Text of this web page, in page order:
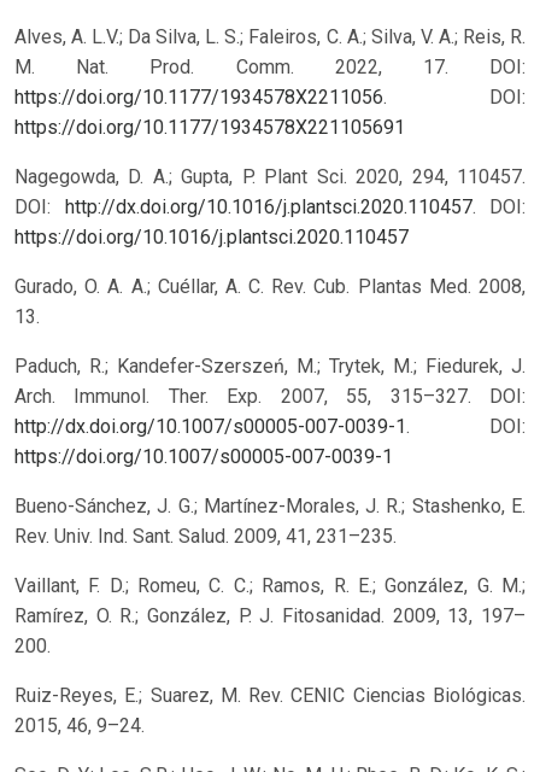
Alves, A. L.V.; Da Silva, L. S.; Faleiros, C. A.; Silva, V. A.; Reis, R.
M. Nat. Prod. Comm. 2022, 17. DOI:
https://doi.org/10.1177/1934578X2211056. DOI:
https://doi.org/10.1177/1934578X221105691
Nagegowda, D. A.; Gupta, P. Plant Sci. 2020, 294, 110457.
DOI: http://dx.doi.org/10.1016/j.plantsci.2020.110457. DOI:
https://doi.org/10.1016/j.plantsci.2020.110457
Gurado, O. A. A.; Cuéllar, A. C. Rev. Cub. Plantas Med. 2008,
13.
Paduch, R.; Kandefer-Szerszeń, M.; Trytek, M.; Fiedurek, J.
Arch. Immunol. Ther. Exp. 2007, 55, 315–327. DOI:
http://dx.doi.org/10.1007/s00005-007-0039-1. DOI:
https://doi.org/10.1007/s00005-007-0039-1
Bueno-Sánchez, J. G.; Martínez-Morales, J. R.; Stashenko, E.
Rev. Univ. Ind. Sant. Salud. 2009, 41, 231–235.
Vaillant, F. D.; Romeu, C. C.; Ramos, R. E.; González, G. M.;
Ramírez, O. R.; González, P. J. Fitosanidad. 2009, 13, 197–
200.
Ruiz-Reyes, E.; Suarez, M. Rev. CENIC Ciencias Biológicas.
2015, 46, 9–24.